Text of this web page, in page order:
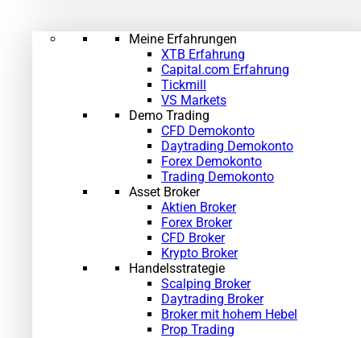
Meine Erfahrungen
XTB Erfahrung
Capital.com Erfahrung
Tickmill
VS Markets
Demo Trading
CFD Demokonto
Daytrading Demokonto
Forex Demokonto
Trading Demokonto
Asset Broker
Aktien Broker
Forex Broker
CFD Broker
Krypto Broker
Handelsstrategie
Scalping Broker
Daytrading Broker
Broker mit hohem Hebel
Prop Trading